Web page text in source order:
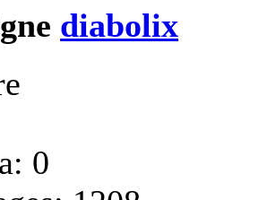
diabolix
0